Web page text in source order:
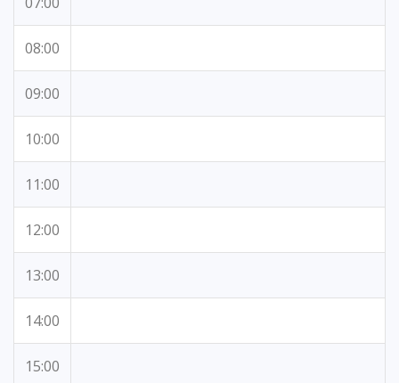
08:00
09:00
10:00
11:00
12:00
13:00
14:00
15:00